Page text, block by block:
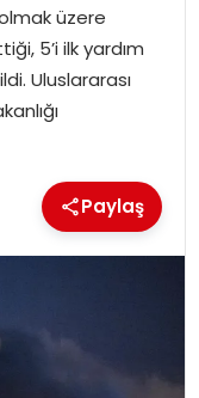
olmak üzere
5’i ilk yardım
Uluslararası
Paylaş